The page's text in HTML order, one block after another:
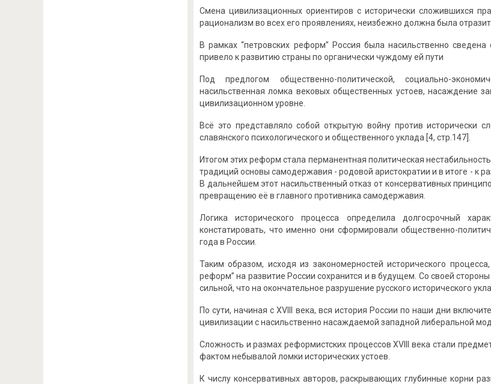
Смена цивилизационных ориентиров с исторически сложившихся
рационализм во всех его проявлениях, неизбежно должна была
В рамках “петровских реформ” Россия была насильственно
привело к развитию страны по органически чуждому ей пути
Под предлогом общественно-политической, социально-
насильственная ломка вековых общественных устоев, насаждение
цивилизационном уровне.
Всё это представляло собой открытую войну против исторически
славянского психологического и общественного уклада [4, стр.147].
Итогом этих реформ стала перманентная политическая
традиций основы самодержавия - родовой аристократии и в итоге - к
В дальнейшем этот насильственный отказ от консервативных
превращению её в главного противника самодержавия.
Логика исторического процесса определила долгосрочный
констатировать, что именно они сформировали общественно-
года в России.
Таким образом, исходя из закономерностей исторического
реформ” на развитие России сохранится и в будущем. Со своей
сильной, что на окончательное разрушение русского исторического
По сути, начиная с XVIII века, вся история России по наши дни
цивилизации с насильственно насаждаемой западной либеральной
Сложность и размах реформистских процессов XVIII века стали
фактом небывалой ломки исторических устоев.
К числу консервативных авторов, раскрывающих глубинные корни